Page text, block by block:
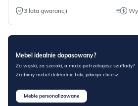
3 lata gwarancji
Mebel idealnie dopasowany?
Za wąski, za szeroki, a może potrzebujesz szuflady?
Zrobimy mebel dokładnie taki, jakiego chcesz.
Meble personalizowane